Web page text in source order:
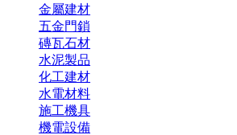
金屬建材
五金門鎖
磚瓦石材
水泥製品
化工建材
水電材料
施工機具
機電設備